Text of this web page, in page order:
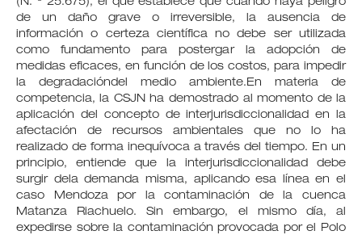
(N. º 25.675), el que establece que cuando haya peligro
de un daño grave o irreversible, la ausencia de
información o certeza científica no debe ser utilizada
como fundamento para postergar la adopción de
medidas eficaces, en función de los costos, para impedir
la degradacióndel medio ambiente.En materia de
competencia, la CSJN ha demostrado al momento de la
aplicación del concepto de interjurisdiccionalidad en la
afectación de recursos ambientales que no lo ha
realizado de forma inequívoca a través del tiempo. En un
principio, entiende que la interjurisdiccionalidad debe
surgir dela demanda misma, aplicando esa línea en el
caso Mendoza por la contaminación de la cuenca
Matanza Riachuelo. Sin embargo, el mismo día, al
expedirse sobre la contaminación provocada por el Polo